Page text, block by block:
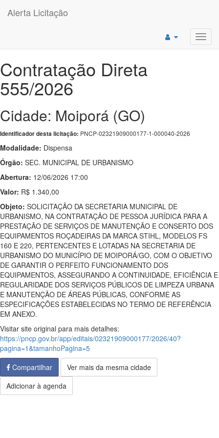
Alerta Licitação
Contratação Direta
555/2026
Cidade: Moiporá (GO)
Identificador desta licitação: PNCP-02321909000177-1-000040-2026
Modalidade: Dispensa
Órgão: SEC. MUNICIPAL DE URBANISMO
Abertura: 12/06/2026 17:00
Valor: R$ 1.340,00
Objeto: SOLICITAÇÃO DA SECRETARIA MUNICIPAL DE
URBANISMO, NA CONTRATAÇÃO DE PESSOA JURÍDICA PARA A
PRESTAÇÃO DE SERVIÇOS DE MANUTENÇÃO E CONSERTO DOS
EQUIPAMENTOS ROÇADEIRAS DA MARCA STIHL, MODELOS FS
160 E 220, PERTENCENTES E LOTADAS NA SECRETARIA DE
URBANISMO DO MUNICÍPIO DE MOIPORÁ/GO, COM O OBJETIVO
DE GARANTIR O PERFEITO FUNCIONAMENTO DOS
EQUIPAMENTOS, ASSEGURANDO A CONTINUIDADE, EFICIÊNCIA E
REGULARIDADE DOS SERVIÇOS PÚBLICOS DE LIMPEZA URBANA
E MANUTENÇÃO DE ÁREAS PÚBLICAS, CONFORME AS
ESPECIFICAÇÕES ESTABELECIDAS NO TERMO DE REFERÊNCIA
EM ANEXO.
Visitar site original para mais detalhes:
https://pncp.gov.br/app/editais/02321909000177/2026/40?
pagina=1&tamanhoPagina=5
Compartilhar
Ver mais da mesma cidade
Adicionar à agenda